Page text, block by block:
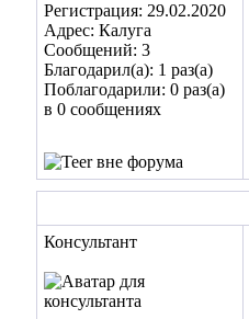
Регистрация: 29.02.2020
Адрес: Калуга
Сообщений: 3
Благодарил(а): 1 раз(а)
Поблагодарили: 0 раз(а)
в 0 сообщениях
Консультант